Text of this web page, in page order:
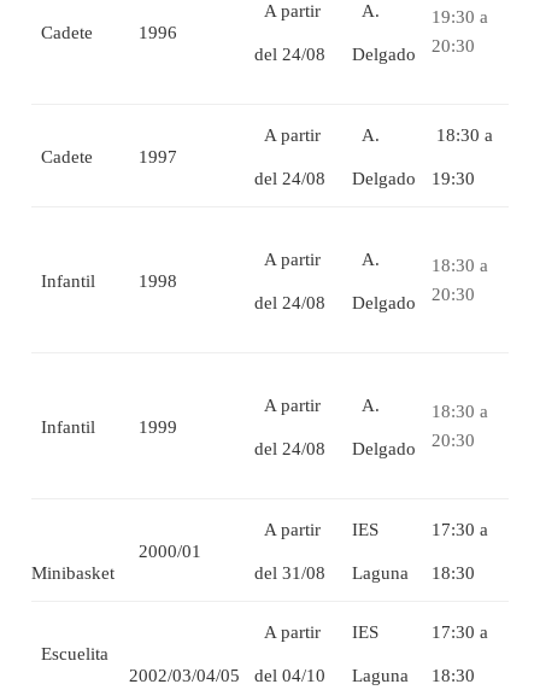
Cadete 1996
A partir
del 24/08
A.
Delgado
19:30 a
20:30
Cadete 1997
A partir
del 24/08
A.
Delgado
18:30 a
19:30
Infantil 1998
A partir
del 24/08
A.
Delgado
18:30 a
20:30
Infantil 1999
A partir
del 24/08
A.
Delgado
18:30 a
20:30
Minibasket
2000/01
A partir
del 31/08
IES
Laguna
17:30 a
18:30
Escuelita
2002/03/04/05
A partir
del 04/10
IES
Laguna
17:30 a
18:30